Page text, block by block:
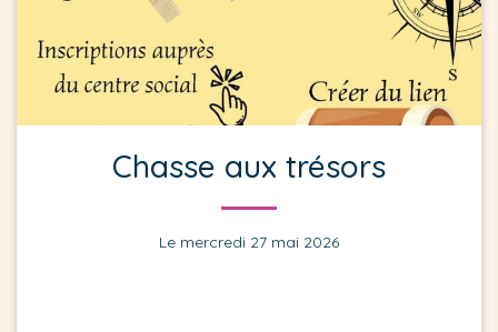
Chasse aux trésors
Le mercredi 27 mai 2026